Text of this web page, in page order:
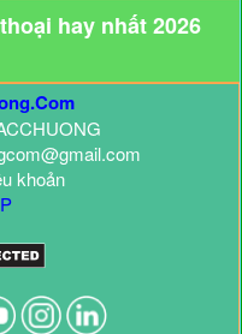
hay nhất 2026
khoản